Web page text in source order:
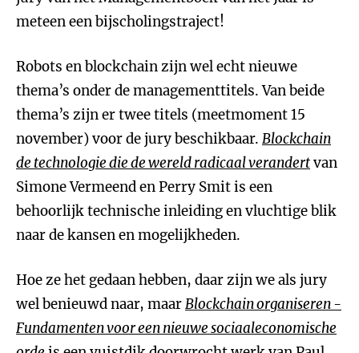
meteen een bijscholingstraject!
Robots en blockchain zijn wel echt nieuwe
thema’s onder de managementtitels. Van beide
thema’s zijn er twee titels (meetmoment 15
november) voor de jury beschikbaar. Blockchain
de technologie die de wereld radicaal verandertvan
Simone Vermeend en Perry Smit is een
behoorlijk technische inleiding en vluchtige blik
naar de kansen en mogelijkheden.
Hoe ze het gedaan hebben, daar zijn we als jury
wel benieuwd naar, maarBlockchain organiseren -
Fundamenten voor een nieuwe sociaaleconomische